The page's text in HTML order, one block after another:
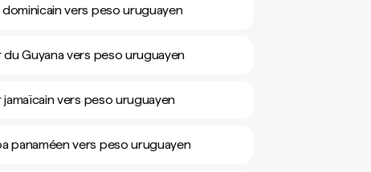
vers peso uruguayen
du Guyana vers peso uruguayen
jamaïcain vers peso uruguayen
panaméen vers peso uruguayen